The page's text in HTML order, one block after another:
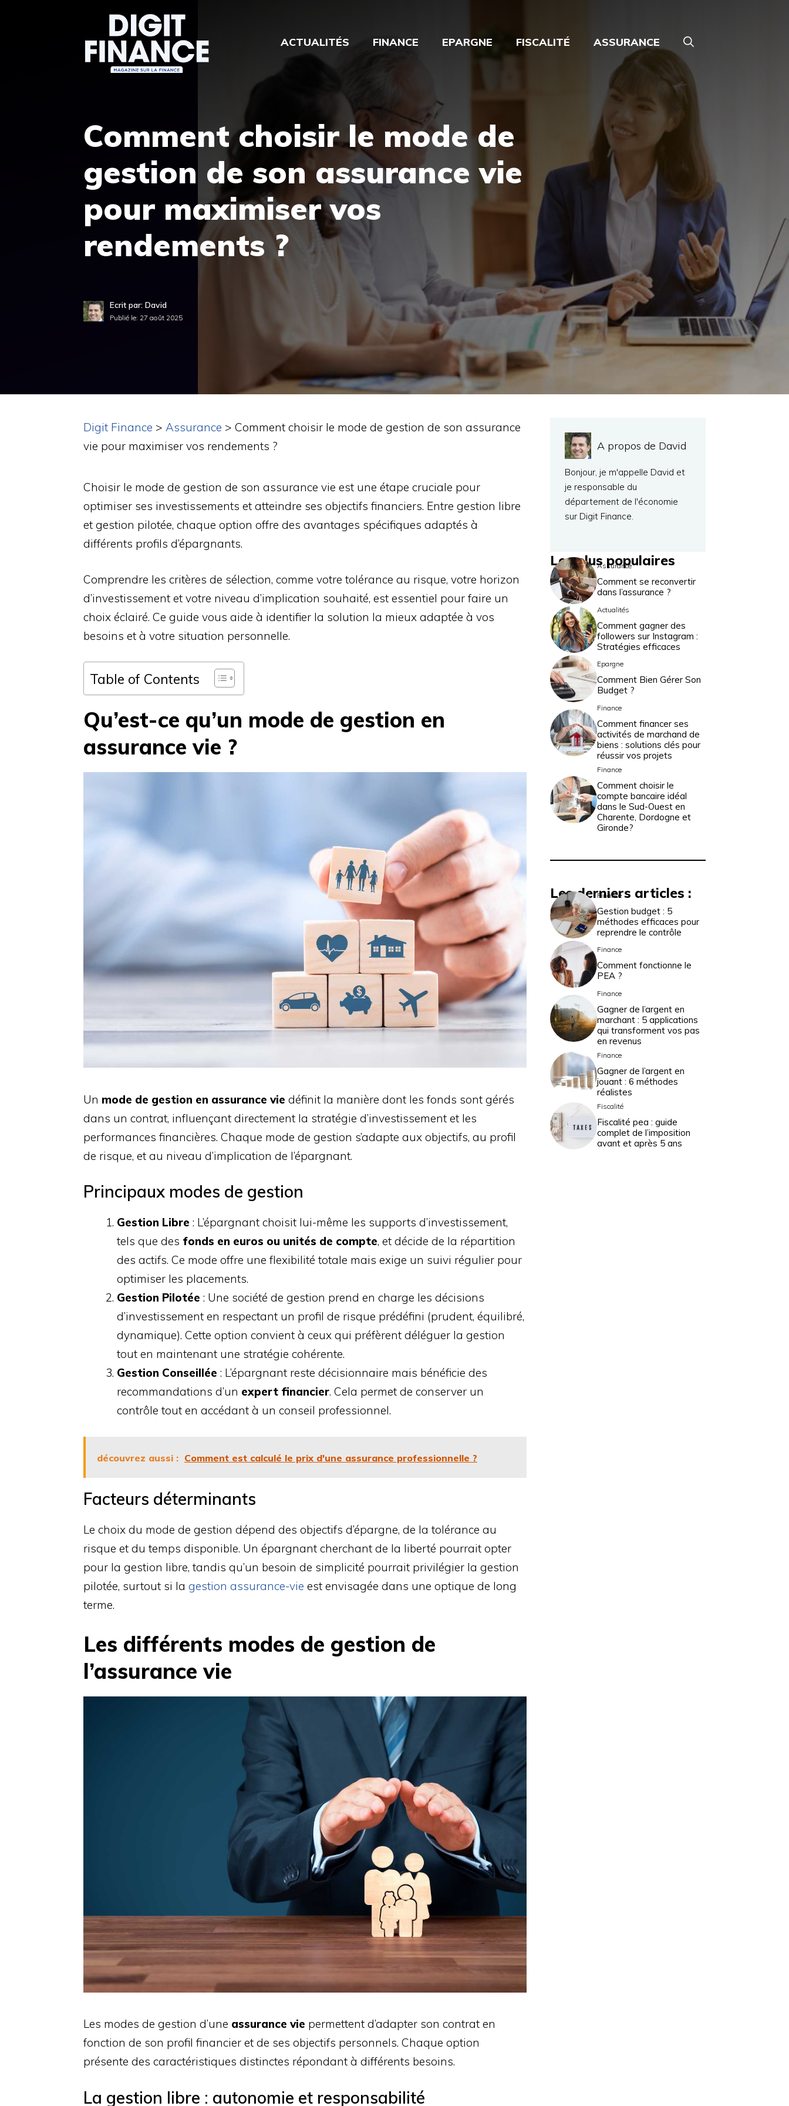
ACTUALITÉS FINANCE EPARGNE FISCALITÉ ASSURANCE
Comment choisir le mode de
gestion de son assurance vie
pour maximiser vos
rendements ?
Ecrit par: David
Publié le: 27 août 2025
Digit Finance > Assurance > Comment choisir le mode de gestion de son assurance
vie pour maximiser vos rendements ?
Choisir le mode de gestion de son assurance vie est une étape cruciale pour
optimiser ses investissements et atteindre ses objectifs financiers. Entre gestion libre
et gestion pilotée, chaque option offre des avantages spécifiques adaptés à
différents profils d’épargnants.
Comprendre les critères de sélection, comme votre tolérance au risque, votre horizon
d’investissement et votre niveau d’implication souhaité, est essentiel pour faire un
choix éclairé. Ce guide vous aide à identifier la solution la mieux adaptée à vos
besoins et à votre situation personnelle.
Table of Contents
Qu’est-ce qu’un mode de gestion en
assurance vie ?
Un mode de gestion en assurance vie définit la manière dont les fonds sont gérés
dans un contrat, influençant directement la stratégie d’investissement et les
performances financières. Chaque mode de gestion s’adapte aux objectifs, au profil
de risque, et au niveau d’implication de l’épargnant.
Principaux modes de gestion
Gestion Libre : L’épargnant choisit lui-même les supports d’investissement,
tels que des fonds en euros ou unités de compte, et décide de la répartition
des actifs. Ce mode offre une flexibilité totale mais exige un suivi régulier pour
optimiser les placements.
Gestion Pilotée : Une société de gestion prend en charge les décisions
d’investissement en respectant un profil de risque prédéfini (prudent, équilibré,
dynamique). Cette option convient à ceux qui préfèrent déléguer la gestion
tout en maintenant une stratégie cohérente.
Gestion Conseillée : L’épargnant reste décisionnaire mais bénéficie des
recommandations d’un expert financier. Cela permet de conserver un
contrôle tout en accédant à un conseil professionnel.
découvrez aussi : Comment est calculé le prix d'une assurance professionnelle ?
Facteurs déterminants
Le choix du mode de gestion dépend des objectifs d’épargne, de la tolérance au
risque et du temps disponible. Un épargnant cherchant de la liberté pourrait opter
pour la gestion libre, tandis qu’un besoin de simplicité pourrait privilégier la gestion
pilotée, surtout si la gestion assurance-vie est envisagée dans une optique de long
terme.
Les différents modes de gestion de
l’assurance vie
Les modes de gestion d’une assurance vie permettent d’adapter son contrat en
fonction de son profil financier et de ses objectifs personnels. Chaque option
présente des caractéristiques distinctes répondant à différents besoins.
La gestion libre : autonomie et responsabilité
A propos de David
Bonjour, je m'appelle David et
je responsable du
département de l'économie
sur Digit Finance.
Les plus populaires
Assurance
Comment se reconvertir
dans l’assurance ?
Actualités
Comment gagner des
followers sur Instagram :
Stratégies efficaces
Epargne
Comment Bien Gérer Son
Budget ?
Finance
Comment financer ses
activités de marchand de
biens : solutions clés pour
réussir vos projets
Finance
Comment choisir le
compte bancaire idéal
dans le Sud-Ouest en
Charente, Dordogne et
Gironde?
Les derniers articles :
Finance
Gestion budget : 5
méthodes efficaces pour
reprendre le contrôle
Finance
Comment fonctionne le
PEA ?
Finance
Gagner de l’argent en
marchant : 5 applications
qui transforment vos pas
en revenus
Finance
Gagner de l’argent en
jouant : 6 méthodes
réalistes
Fiscalité
Fiscalité pea : guide
complet de l’imposition
avant et après 5 ans